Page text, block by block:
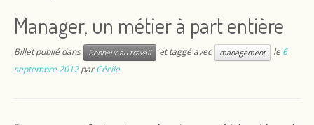
Manager, un métier à part entière
Billet publié dans Bonheur au travail et taggé avec management le 6
septembre 2012 parCécile